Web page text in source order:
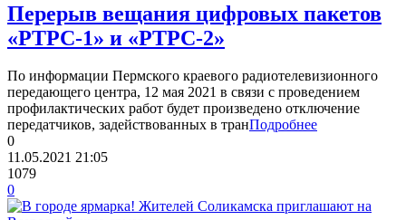
Перерыв вещания цифровых пакетов
«РТРС-1» и «РТРС-2»
По информации Пермского краевого радиотелевизионного
передающего центра, 12 мая 2021 в связи с проведением
профилактических работ будет произведено отключение
передатчиков, задействованных в транПодробнее
0
11.05.2021 21:05
1079
0